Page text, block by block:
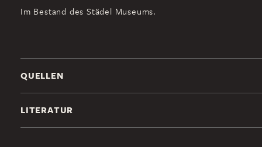
Im Bestand des Städel Museums.
QUELLEN
LITERATUR